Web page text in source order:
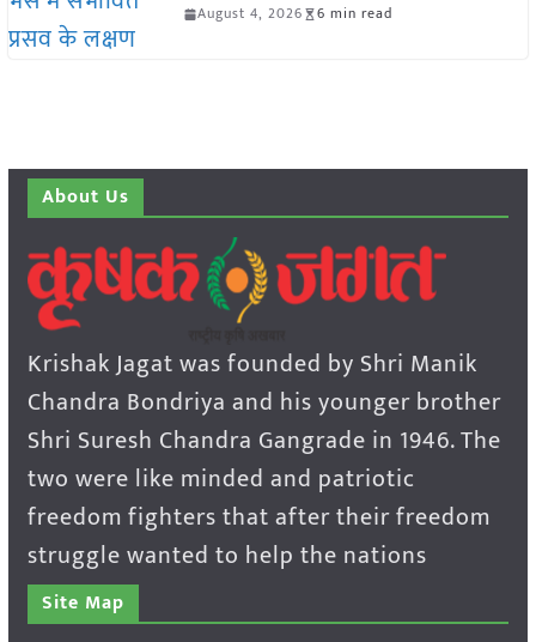
August 4, 2026 6 min read
About Us
Krishak Jagat was founded by Shri Manik
Chandra Bondriya and his younger brother
Shri Suresh Chandra Gangrade in 1946. The
two were like minded and patriotic
freedom fighters that after their freedom
struggle wanted to help the nations
Site Map